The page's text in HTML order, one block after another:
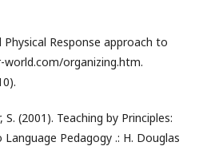
Physical Response approach to
world.com/organizing.htm.
(2001). Teaching by Principles:
Pedagogy .: H. Douglas